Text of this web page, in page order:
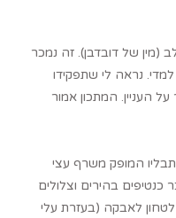
(מין של דובדבן). זה נמכר
נראה לי שתפקידו
העניין. המתכון אמור
המופק משרף עצי
בהירים וצלולים
לאבקה (בעזרת עלי